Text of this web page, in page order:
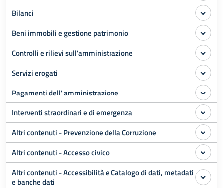
Bilanci
Beni immobili e gestione patrimonio
Controlli e rilievi sull'amministrazione
Servizi erogati
Pagamenti dell' amministrazione
Interventi straordinari e di emergenza
Altri contenuti - Prevenzione della Corruzione
Altri contenuti - Accesso civico
Altri contenuti - Accessibilità e Catalogo di dati, metadati
e banche dati